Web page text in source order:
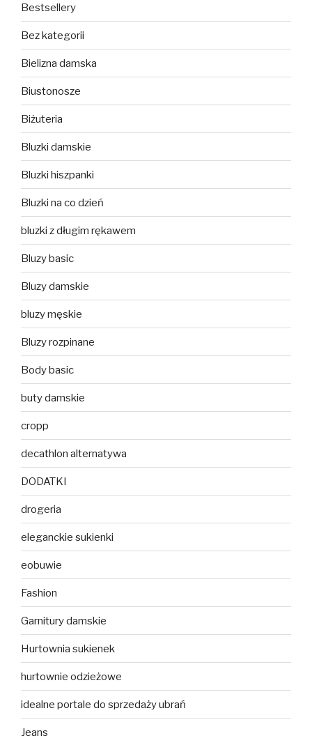
Bestsellery
Bez kategorii
Bielizna damska
Biustonosze
Biżuteria
Bluzki damskie
Bluzki hiszpanki
Bluzki na co dzień
bluzki z długim rękawem
Bluzy basic
Bluzy damskie
bluzy męskie
Bluzy rozpinane
Body basic
buty damskie
cropp
decathlon alternatywa
DODATKI
drogeria
eleganckie sukienki
eobuwie
Fashion
Garnitury damskie
Hurtownia sukienek
hurtownie odzieżowe
idealne portale do sprzedaży ubrań
Jeans